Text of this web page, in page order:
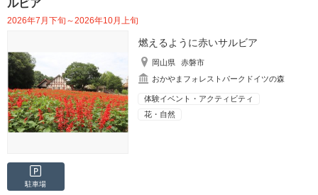
ルビア
2026年7月下旬～2026年10月上旬
燃えるように赤いサルビア
岡山県
赤磐市
おかやまフォレストパークドイツの森
体験イベント・アクティビティ
花・自然
駐車場